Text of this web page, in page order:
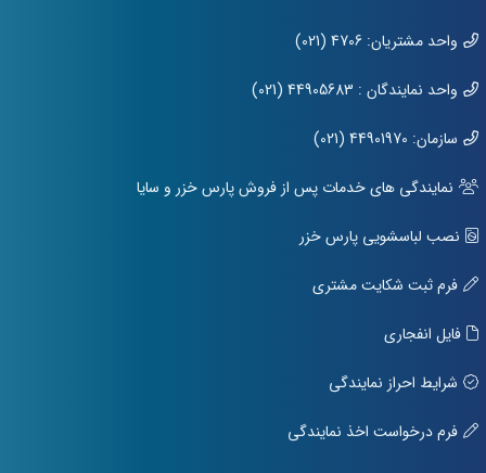
واحد مشتریان: 4706 (021)
واحد نمایندگان : 44905683 (021)
سازمان: 44901970 (021)
نمایندگی های خدمات پس از فروش پارس خزر و سایا
نصب لباسشویی پارس خزر
فرم ثبت شکایت مشتری
فایل انفجاری
شرایط احراز نمایندگی
فرم درخواست اخذ نمایندگی